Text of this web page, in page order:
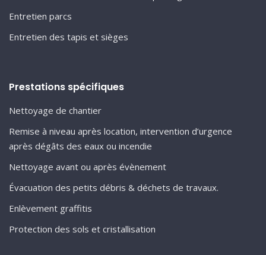
Entretien parcs
Entretien des tapis et sièges
Prestations spécifiques
Nettoyage de chantier
Remise à niveau après location, intervention d’urgence
après dégâts des eaux ou incendie
Nettoyage avant ou après évènement
Évacuation des petits débris & déchets de travaux.
Enlèvement graffitis
Protection des sols et cristallisation